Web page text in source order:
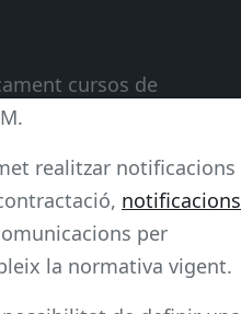
cursos de
realitzar notificacions
notificacions
per
la normativa vigent.